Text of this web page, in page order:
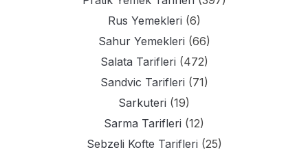
Rus Yemekleri (6)
Sahur Yemekleri (66)
Salata Tarifleri (472)
Sandvic Tarifleri (71)
Sarkuteri (19)
Sarma Tarifleri (12)
Sebzeli Kofte Tarifleri (25)